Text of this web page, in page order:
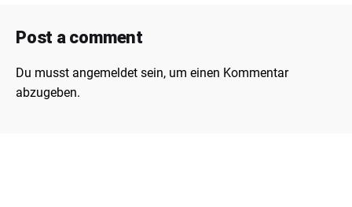
Post a comment
Du musst angemeldet sein, um einen Kommentar
abzugeben.